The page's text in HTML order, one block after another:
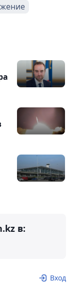
в:
Вход